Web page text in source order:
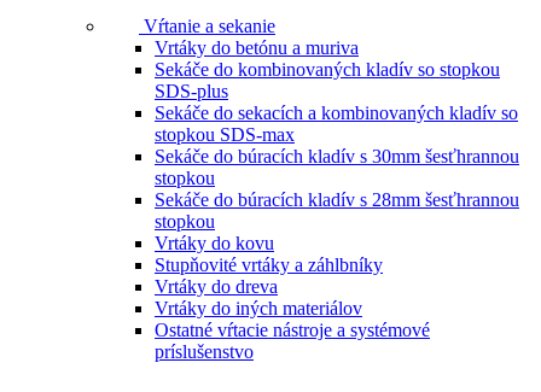
Vŕtanie a sekanie
Vrtáky do betónu a muriva
Sekáče do kombinovaných kladív so stopkou
SDS-plus
Sekáče do sekacích a kombinovaných kladív so
stopkou SDS-max
Sekáče do búracích kladív s 30mm šesťhrannou
stopkou
Sekáče do búracích kladív s 28mm šesťhrannou
stopkou
Vrtáky do kovu
Stupňovité vrtáky a záhlbníky
Vrtáky do dreva
Vrtáky do iných materiálov
Ostatné vŕtacie nástroje a systémové
príslušenstvo